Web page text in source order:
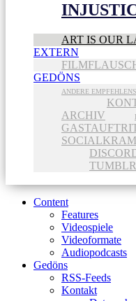
ART IS OUR
EXTERN
GEDÖNS
ANDERE
ARCHIV
SOCIALKRAM
TUMBLR
Content
Features
Videospiele
Videoformate
Audiopodcasts
Gedöns
RSS-Feeds
Kontakt